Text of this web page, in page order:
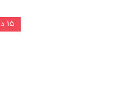
۱۵ درصد